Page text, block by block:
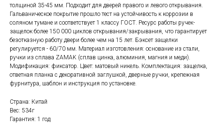
толщиной 35-45 мм. Подходит для дверей правого и левого открывания.
Гальваническое покрытие прошло тест на устойчивость к коррозии в
соляном тумане и соответствует 1 классу ГОСТ. Ресурс работы ручек-
защелок более 150 000 циклов открывания/закрывания, что гарантирует
безотказную работу двери более чем на 15 лет. Бэксет защелки
регулируется - 60/70 мм. Материал изготовления: основание из стали,
ручки из сплава ZAMAK (сплав цинка, алюминия, магния и меди).
Модификация: фиксатор. Цвет: матовый никель. Комплектация: защелка,
ответная планка с декоративной заглушкой, дверные ручки, крепежная
фурнитура, шаблон и инструкция по установке.
Страна: Китай
Вес: 534г
Гарантия: 1 год